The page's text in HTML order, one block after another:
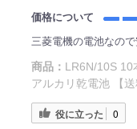
価格について
三菱電機の電池なの
商品： LR6N/10S 10
アルカリ乾電池 【送
役に立った 0